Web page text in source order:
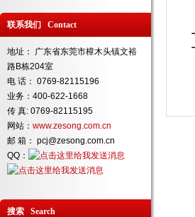
联系我们 Contact
地址： 广东省东莞市樟木头镇文裕
路B栋204室
电 话： 0769-82115196
业务：400-622-1668
传 真: 0769-82115195
网站： www.zesong.com.cn
邮 箱： pcj@zesong.com.cn
QQ：
搜索 Search